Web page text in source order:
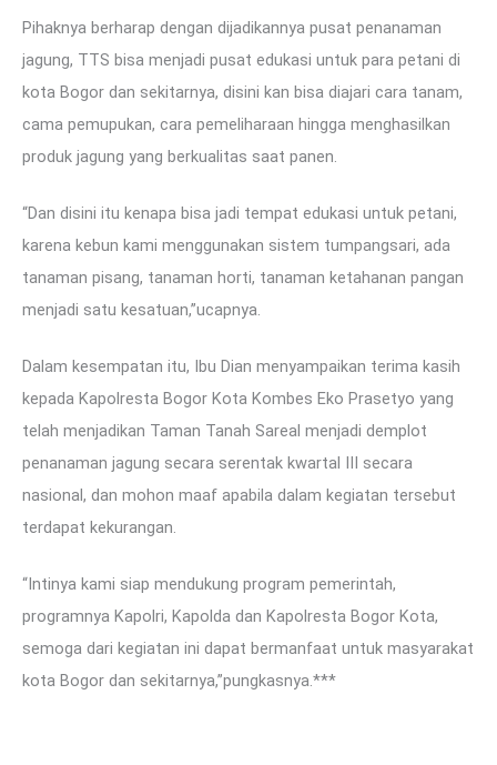
Pihaknya berharap dengan dijadikannya pusat penanaman
jagung, TTS bisa menjadi pusat edukasi untuk para petani di
kota Bogor dan sekitarnya, disini kan bisa diajari cara tanam,
cama pemupukan, cara pemeliharaan hingga menghasilkan
produk jagung yang berkualitas saat panen.
“Dan disini itu kenapa bisa jadi tempat edukasi untuk petani,
karena kebun kami menggunakan sistem tumpangsari, ada
tanaman pisang, tanaman horti, tanaman ketahanan pangan
menjadi satu kesatuan,”ucapnya.
Dalam kesempatan itu, Ibu Dian menyampaikan terima kasih
kepada Kapolresta Bogor Kota Kombes Eko Prasetyo yang
telah menjadikan Taman Tanah Sareal menjadi demplot
penanaman jagung secara serentak kwartal III secara
nasional, dan mohon maaf apabila dalam kegiatan tersebut
terdapat kekurangan.
“Intinya kami siap mendukung program pemerintah,
programnya Kapolri, Kapolda dan Kapolresta Bogor Kota,
semoga dari kegiatan ini dapat bermanfaat untuk masyarakat
kota Bogor dan sekitarnya,”pungkasnya.***